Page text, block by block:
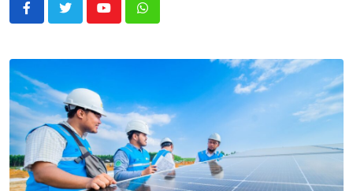
YoutubeWhatsapp